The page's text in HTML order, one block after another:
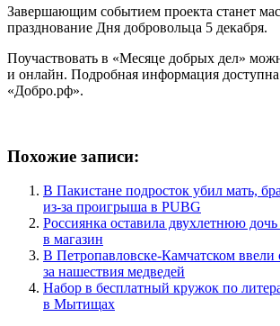
Завершающим событием проекта станет
празднование Дня добровольца 5 декабря.
Поучаствовать в «Месяце добрых дел»
и онлайн. Подробная информация
«Добро.рф».
Похожие записи:
В Пакистане подросток убил мать,
из-за проигрыша в PUBG
Россиянка оставила двухлетнюю
в магазин
В Петропавловске-Камчатском
за нашествия медведей
Набор в бесплатный кружок по
в Мытищах